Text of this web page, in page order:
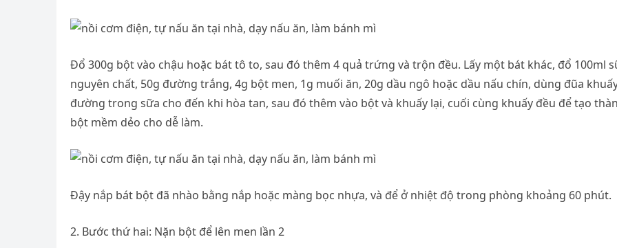
Đổ 300g bột vào chậu hoặc bát tô to, sau đó thêm 4 quả trứng và trộn đều. Lấy một bát khác, đổ 100ml
nguyên chất, 50g đường trắng, 4g bột men, 1g muối ăn, 20g dầu ngô hoặc dầu nấu chín, dùng đũa
đường trong sữa cho đến khi hòa tan, sau đó thêm vào bột và khuấy lại, cuối cùng khuấy đều để tạo
bột mềm dẻo cho dễ làm.
Đậy nắp bát bột đã nhào bằng nắp hoặc màng bọc nhựa, và để ở nhiệt độ trong phòng khoảng 60 phút.
2. Bước thứ hai: Nặn bột để lên men lần 2